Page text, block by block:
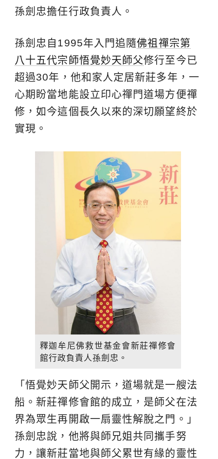
孫劍忠擔任行政負責人。
孫劍忠自1995年入門追隨佛祖禪宗第
八十五代宗師悟覺妙天師父修行至今已
超過30年，他和家人定居新莊多年，一
心期盼當地能設立印心禪門道場方便禪
修，如今這個長久以來的深切願望終於
實現。
釋迦牟尼佛救世基金會新莊禪修會
館行政負責人孫劍忠。
「悟覺妙天師父開示，道場就是一艘法
船。新莊禪修會館的成立，是師父在法
界為眾生再開啟一扇靈性解脫之門。」
孫劍忠說，他將與師兄姐共同攜手努
力，讓新莊當地與師父累世有緣的靈性